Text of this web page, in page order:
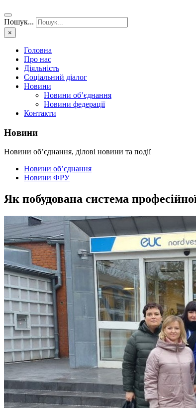
Пошук...
×
Головна
Про нас
Діяльність
Соціальний діалог
Новини
Новини об’єднання
Новини федерації
Контакти
Новини
Новини об’єднання, ділові новини та події
Новини об’єднання
Новини ФРУ
Як побудована система